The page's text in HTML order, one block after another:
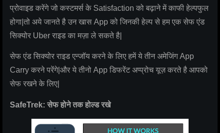
प्रोवाइड करेंगे जो कस्टमर्स के Satisfaction को बढ़ाने में काफी हेल्पफुल
होगा|तो अये जानते है उन खास App को जिनकी हेल्प से हम एक सेफ एंड
सिक्योर Uber राइड का मज़ा ले सकते है|
सेफ एंड सिक्योर राइड एन्जॉय करने के लिए हमें ये तीन अमेजिंग App
Carry करने परेंगे|और ये तीनो App डिफरेंट अप्प्रोच यूज़ करते है आपको
सेफ रखने के लिए|
SafeTrek: सेफ होने तक होल्ड रखे